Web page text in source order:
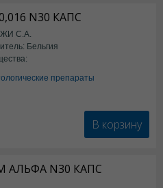
N30 КАПС
С.А.
Бельгия
препараты
В корзину
N30 КАПС